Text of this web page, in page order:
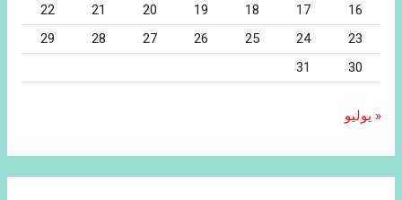
16
17
18
19
20
21
22
23
24
25
26
27
28
29
30
31
« يوليو